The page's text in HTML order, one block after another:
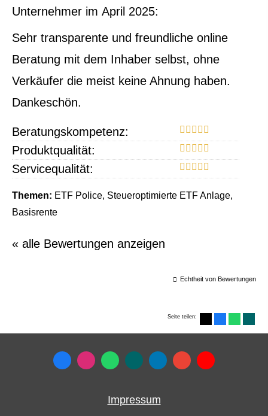
Unternehmer im April 2025:
Sehr transparente und freundliche online
Beratung mit dem Inhaber selbst, ohne
Verkäufer die meist keine Ahnung haben.
Dankeschön.
Beratungskompetenz:
Produktqualität:
Servicequalität:
Themen: ETF Police, Steueroptimierte ETF Anlage,
Basisrente
« alle Bewertungen anzeigen
Echtheit von Bewertungen
Seite teilen:
Impressum